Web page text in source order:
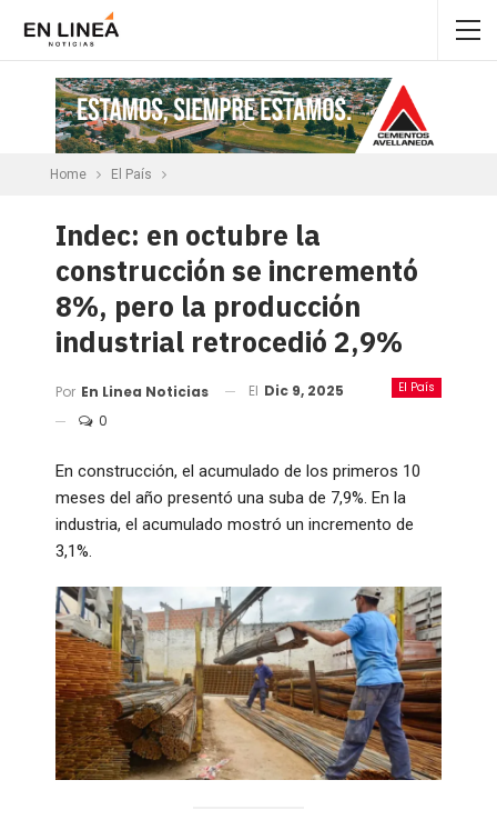
Home El País
Indec: en octubre la
construcción se incrementó
8%, pero la producción
industrial retrocedió 2,9%
El País
Por En Linea Noticias El Dic 9, 2025
0
En construcción, el acumulado de los primeros 10
meses del año presentó una suba de 7,9%. En la
industria, el acumulado mostró un incremento de
3,1%.